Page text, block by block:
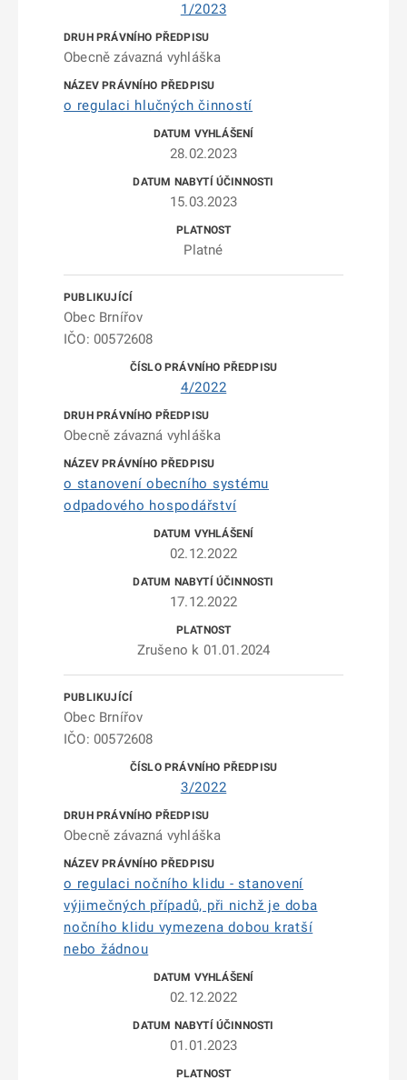
1/2023
Obecně závazná vyhláška
o regulaci hlučných činností
28.02.2023
15.03.2023
Platné
Obec Brnířov
IČO: 00572608
4/2022
Obecně závazná vyhláška
o stanovení obecního systému
odpadového hospodářství
02.12.2022
17.12.2022
Zrušeno k 01.01.2024
Obec Brnířov
IČO: 00572608
3/2022
Obecně závazná vyhláška
o regulaci nočního klidu - stanovení
výjimečných případů, při nichž je doba
nočního klidu vymezena dobou kratší
nebo žádnou
02.12.2022
01.01.2023